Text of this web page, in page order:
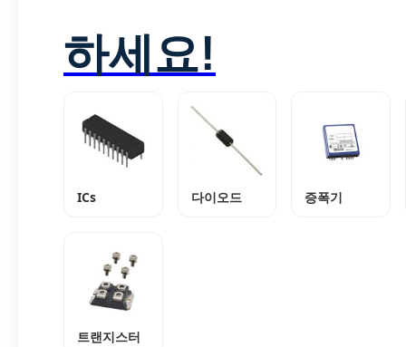
하세요!
ICs 다이오드 증폭기
트랜지스터